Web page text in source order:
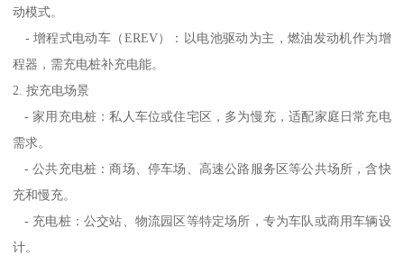
动模式。
- 增程式电动车（EREV）：以电池驱动为主，燃油发动机作为增
程器，需充电桩补充电能。
2. 按充电场景
- 家用充电桩：私人车位或住宅区，多为慢充，适配家庭日常充电
需求。
- 公共充电桩：商场、停车场、高速公路服务区等公共场所，含快
充和慢充。
- 充电桩：公交站、物流园区等特定场所，专为车队或商用车辆设
计。